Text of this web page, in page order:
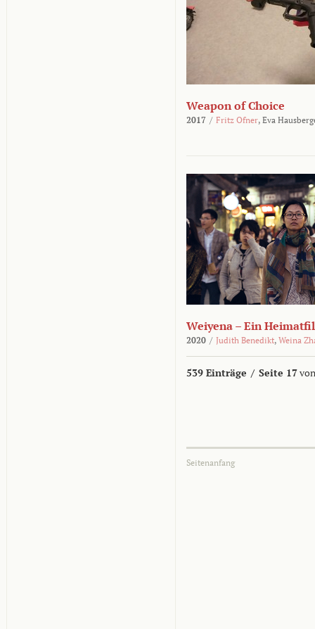
Weapon of Choice
2017 / Fritz Ofner, Eva
Weiyena – Ein
2020 / Judith Benedikt, Weina
539 Einträge / Seite 17
Seitenanfang